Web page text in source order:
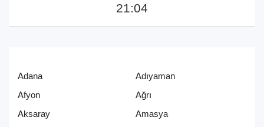
21:04
Adana
Adıyaman
Afyon
Ağrı
Aksaray
Amasya